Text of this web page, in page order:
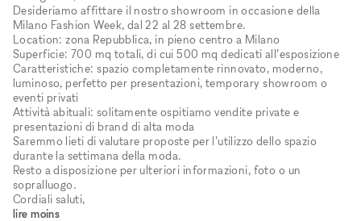
Desideriamo affittare il nostro showroom in occasione della
Milano Fashion Week, dal 22 al 28 settembre.
Location: zona Repubblica, in pieno centro a Milano
Superficie: 700 mq totali, di cui 500 mq dedicati all’esposizione
Caratteristiche: spazio completamente rinnovato, moderno,
luminoso, perfetto per presentazioni, temporary showroom o
eventi privati
Attività abituali: solitamente ospitiamo vendite private e
presentazioni di brand di alta moda
Saremmo lieti di valutare proposte per l’utilizzo dello spazio
durante la settimana della moda.
Resto a disposizione per ulteriori informazioni, foto o un
sopralluogo.
Cordiali saluti,
lire moins